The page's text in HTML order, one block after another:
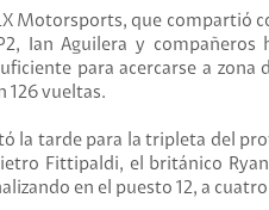
Motorsports, que compartió
Ian Aguilera y
para acercarse a
126 vueltas.
la tarde para la tripleta del
Fittipaldi, el británico
en el puesto 12, a